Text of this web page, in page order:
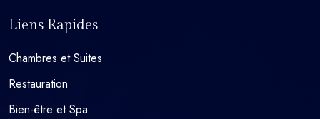
Liens Rapides
Chambres et Suites
Restauration
Bien-être et Spa